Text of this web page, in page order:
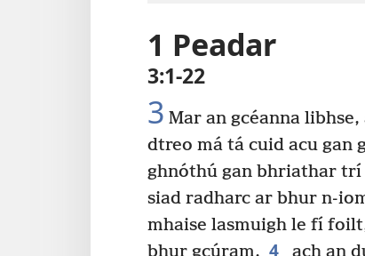
1 Peadar
3:1-22
3 Mar an gcéanna
dtreo má tá cuid acu gan
ghnóthú gan bhriathar trí
siad radharc ar bhur n-
mhaise lasmuigh le fí
bhur gcúram, 4
ach an